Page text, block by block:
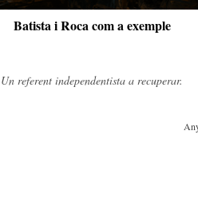
Batista i Roca com a exemple
Un referent independentista a recuperar.